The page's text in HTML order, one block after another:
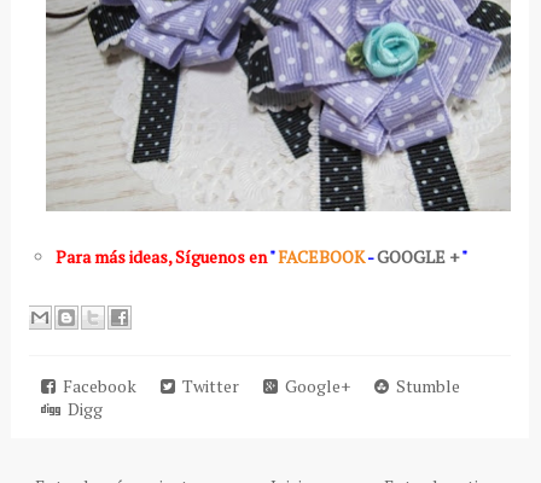
Para más ideas,Síguenos en"FACEBOOK-GOOGLE +"
Facebook Twitter Google+
Stumble
Digg